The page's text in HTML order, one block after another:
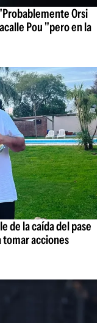
Orsi
Pou "pero en la
de la caída del pase
tomar acciones